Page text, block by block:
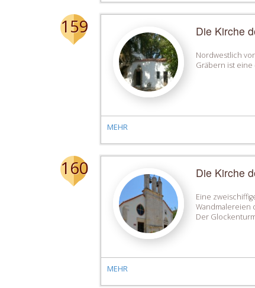
159 Die Kirche
Nordwestlich
Gräbern ist eine
MEHR
160 Die Kirche
Eine
Wandmalereien
Der
MEHR